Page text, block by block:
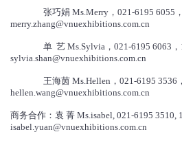
张巧娟 Ms.Merry，021-6195 6055，
merry.zhang@vnuexhibitions.com.cn
单 艺 Ms.Sylvia，021-6195 6063，
sylvia.shan@vnuexhibitions.com.cn
王海茵 Ms.Hellen，021-6195 3536，
hellen.wang@vnuexhibitions.com.cn
商务合作：袁 菁 Ms.isabel, 021-6195 3510,
isabel.yuan@vnuexhibitions.com.cn